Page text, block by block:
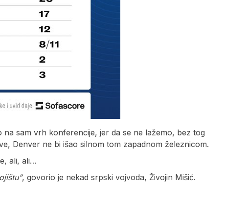
sam vrh konferencije, jer da se ne lažemo, bez tog
Denver ne bi išao silnom tom zapadnom železnicom.
ali, ali…
, govorio je nekad srpski vojvoda, Živojin Mišić.